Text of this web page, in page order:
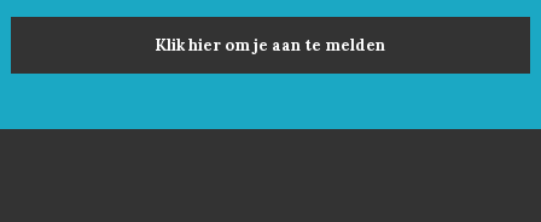
Klik hier om je aan te melden